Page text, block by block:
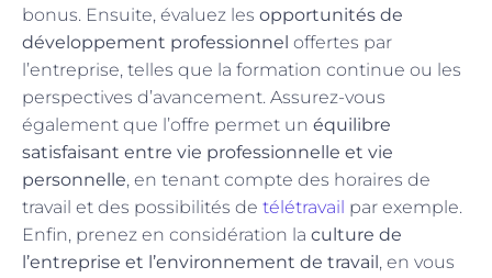
bonus. Ensuite, évaluez les opportunités de
développement professionnel offertes par
l’entreprise, telles que la formation continue ou les
perspectives d’avancement. Assurez-vous
également que l’offre permet un équilibre
satisfaisant entre vie professionnelle et vie
personnelle, en tenant compte des horaires de
travail et des possibilités de télétravail par exemple.
Enfin, prenez en considération la culture de
l’entreprise et l’environnement de travail , en vous